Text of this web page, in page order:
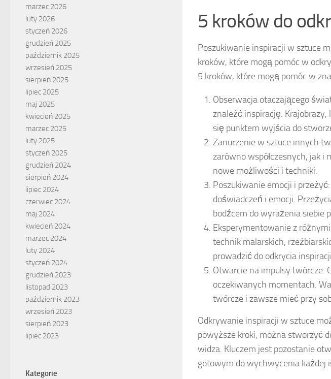
5 kroków do
Poszukiwanie inspiracji w sztuce
kroków, które mogą pomóc w
5 kroków, które mogą pomóc w
Obserwacja otaczającego
znaleźć inspirację.
się punktem wyjścia do
Zanurzenie w sztuce innych
zarówno współczesnych, jak i
nowe możliwości i techniki.
Poszukiwanie emocji i
doświadczeń i emocji.
bodźcem do wyrażenia siebie
Eksperymentowanie z
technik malarskich,
prowadzić do odkrycia
Otwarcie na impulsy twórcze:
oczekiwanych momentach.
twórcze i zawsze mieć przy
Odkrywanie inspiracji w sztuce
powyższe kroki, można stworzyć
widza. Kluczem jest pozostanie
gotowym do wychwycenia każdej
marzec 2026
luty 2026
styczeń 2026
grudzień 2025
październik 2025
wrzesień 2025
sierpień 2025
lipiec 2025
maj 2025
kwiecień 2025
marzec 2025
luty 2025
styczeń 2025
grudzień 2024
sierpień 2024
lipiec 2024
czerwiec 2024
maj 2024
kwiecień 2024
marzec 2024
luty 2024
styczeń 2024
grudzień 2023
listopad 2023
październik 2023
wrzesień 2023
sierpień 2023
lipiec 2023
Kategorie